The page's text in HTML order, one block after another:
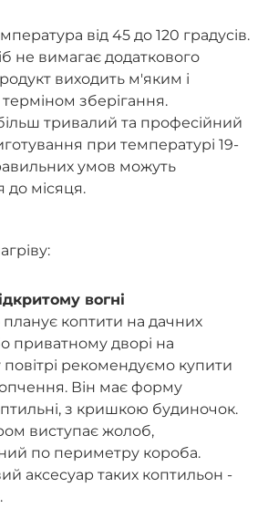
від 45 до 120 градусів.
не вимагає додаткового
виходить м'яким і
зберігання.
тривалий та професійний
при температурі 19-
умов можуть
до місяця.
вогні
планує коптити на дачних
приватному дворі на
повітрі рекомендуємо купити
Він має форму
з кришкою будиночок.
виступає жолоб,
по периметру короба.
аксесуар таких коптильон -